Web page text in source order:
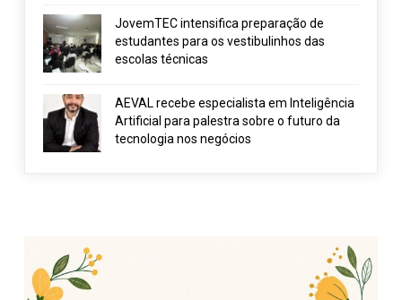
JovemTEC intensifica preparação de
estudantes para os vestibulinhos das
escolas técnicas
AEVAL recebe especialista em Inteligência
Artificial para palestra sobre o futuro da
tecnologia nos negócios